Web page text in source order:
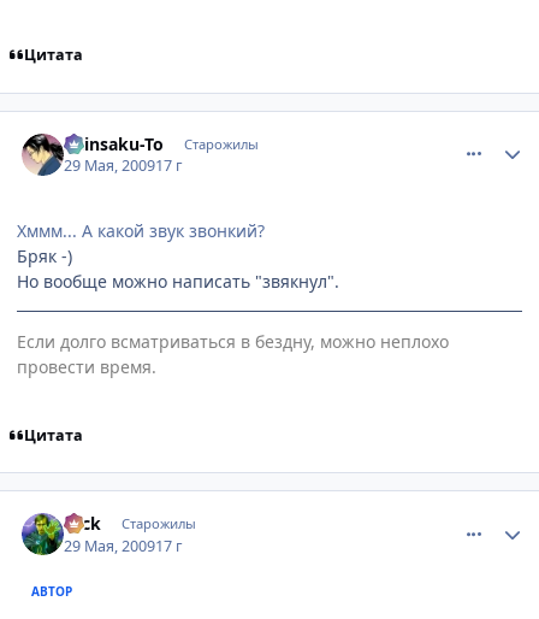
Цитата
Shinsaku-To Старожилы
29 Мая, 200917 г
Хммм... А какой звук звонкий?
Бряк -)
Но вообще можно написать "звякнул".
Если долго всматриваться в бездну, можно неплохо
провести время.
Цитата
Nick Старожилы
29 Мая, 200917 г
АВТОР